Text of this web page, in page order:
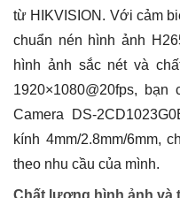
từ HIKVISION. Với cảm
chuẩn nén hình ảnh
hình ảnh sắc nét và
1920×1080@20fps,
Camera DS-
kính 4mm/2.8mm/6mm,
theo nhu cầu của mình.
Chất lượng hình ảnh và